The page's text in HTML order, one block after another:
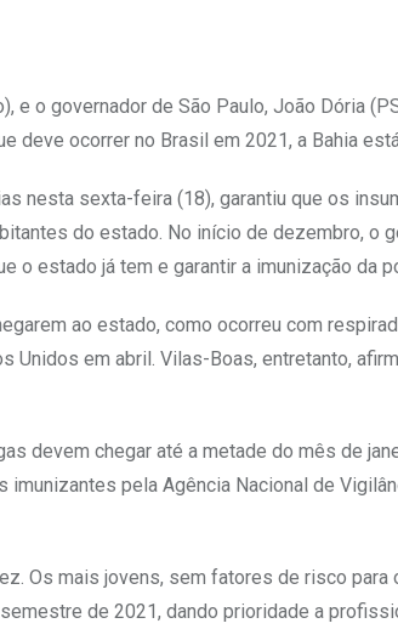
e o governador de São Paulo, João Dória
deve ocorrer no Brasil em 2021, a Bahia
nesta sexta-feira (18), garantiu que os
do estado. No início de dezembro, o
o estado já tem e garantir a imunização da
ao estado, como ocorreu com
Unidos em abril. Vilas-Boas, entretanto,
devem chegar até a metade do mês de
imunizantes pela Agência Nacional de
Os mais jovens, sem fatores de risco para
de 2021, dando prioridade a